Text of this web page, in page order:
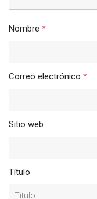
Nombre *
Correo electrónico *
Sitio web
Título